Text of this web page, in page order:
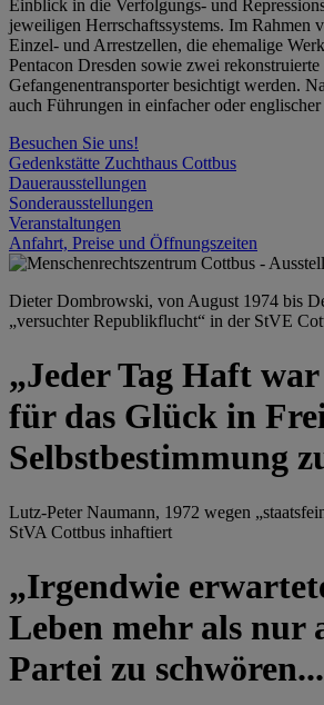
Einblick in die Verfolgungs- und
jeweiligen Herrschaftssystems. Im Rahmen
Einzel- und Arrestzellen, die ehemalige
Pentacon Dresden sowie zwei
Gefangenentransporter besichtigt werden.
auch Führungen in einfacher oder
Besuchen Sie uns!
Gedenkstätte Zuchthaus Cottbus
Dauerausstellungen
Sonderausstellungen
Veranstaltungen
Anfahrt, Preise und Öffnungszeiten
Dieter Dombrowski, von August 1974 bis
„versuchter Republikflucht“ in der StVE
„Jeder Tag Haft
für das Glück in
Selbstbestimmung
Lutz-Peter Naumann, 1972 wegen
StVA Cottbus inhaftiert
„Irgendwie
Leben mehr als nur
Partei zu